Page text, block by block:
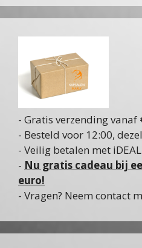
- Gratis verzending vanaf
- Besteld voor 12:00,
- Veilig betalen met iDEAL
- Nu gratis cadeau bij
euro!
- Vragen? Neem contact